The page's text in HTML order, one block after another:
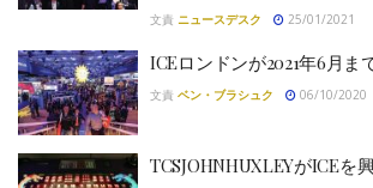
文責 ニュースデスク 25/01/2021
ICEロンドンが2021年6月ま
文責 ベン・ブラシュク 06/10/2020
TCSJOHNHUXLEYがICEを